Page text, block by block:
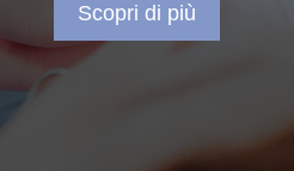
Scopri di più